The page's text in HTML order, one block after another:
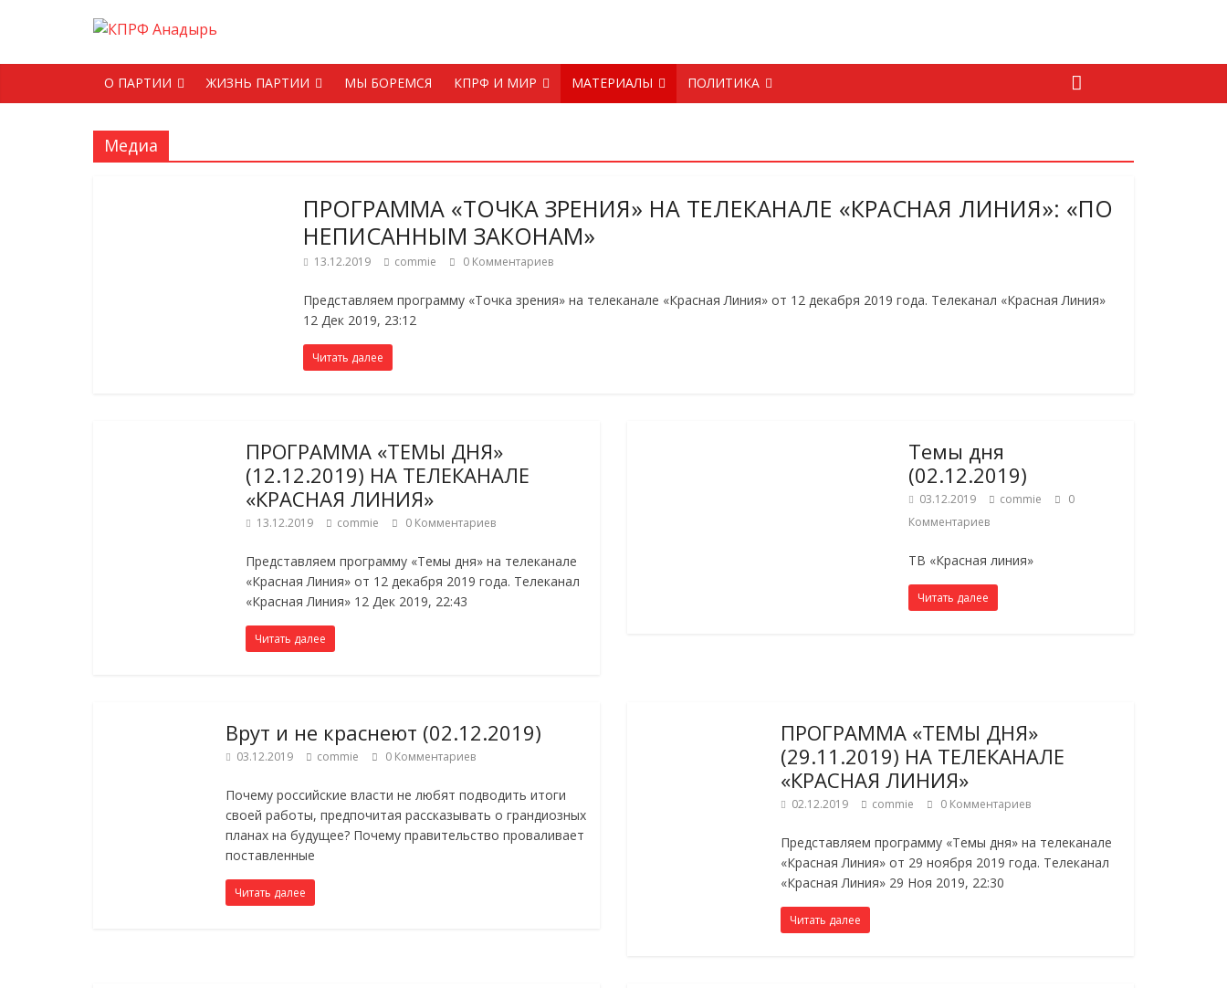
О ПАРТИИ ЖИЗНЬ ПАРТИИ МЫ БОРЕМСЯ КПРФ И МИР МАТЕРИАЛЫ ПОЛИТИКА
Медиа
ПРОГРАММА «ТОЧКА ЗРЕНИЯ» НА ТЕЛЕКАНАЛЕ «КРАСНАЯ ЛИНИЯ»: «ПО
НЕПИСАННЫМ ЗАКОНАМ»
13.12.2019 commie 0 Комментариев
Представляем программу «Точка зрения» на телеканале «Красная Линия» от 12 декабря 2019 года. Телеканал «Красная Линия»
12 Дек 2019, 23:12
Читать далее
ПРОГРАММА «ТЕМЫ ДНЯ»
(12.12.2019) НА ТЕЛЕКАНАЛЕ
«КРАСНАЯ ЛИНИЯ»
13.12.2019 commie 0 Комментариев
Представляем программу «Темы дня» на телеканале
«Красная Линия» от 12 декабря 2019 года. Телеканал
«Красная Линия» 12 Дек 2019, 22:43
Читать далее
Темы дня
(02.12.2019)
03.12.2019 commie
0
Комментариев
ТВ «Красная линия»
Читать далее
Врут и не краснеют (02.12.2019)
03.12.2019 commie 0 Комментариев
Почему российские власти не любят подводить итоги
своей работы, предпочитая рассказывать о грандиозных
планах на будущее? Почему правительство проваливает
поставленные
Читать далее
ПРОГРАММА «ТЕМЫ ДНЯ»
(29.11.2019) НА ТЕЛЕКАНАЛЕ
«КРАСНАЯ ЛИНИЯ»
02.12.2019 commie 0 Комментариев
Представляем программу «Темы дня» на телеканале
«Красная Линия» от 29 ноября 2019 года. Телеканал
«Красная Линия» 29 Ноя 2019, 22:30
Читать далее